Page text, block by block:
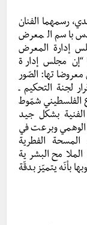
رسمهما الفنان
باسم المعرض
إدارة المعرض
“إن مجلس إدارة
الصّور
لجنة التحكيم ـ
الفلسطيني شمّوط
بشكل جيد
الوهمي وبرعت في
المسحة الفطرية
الملامح البشرية
بأنّه يتميّز بدقّة